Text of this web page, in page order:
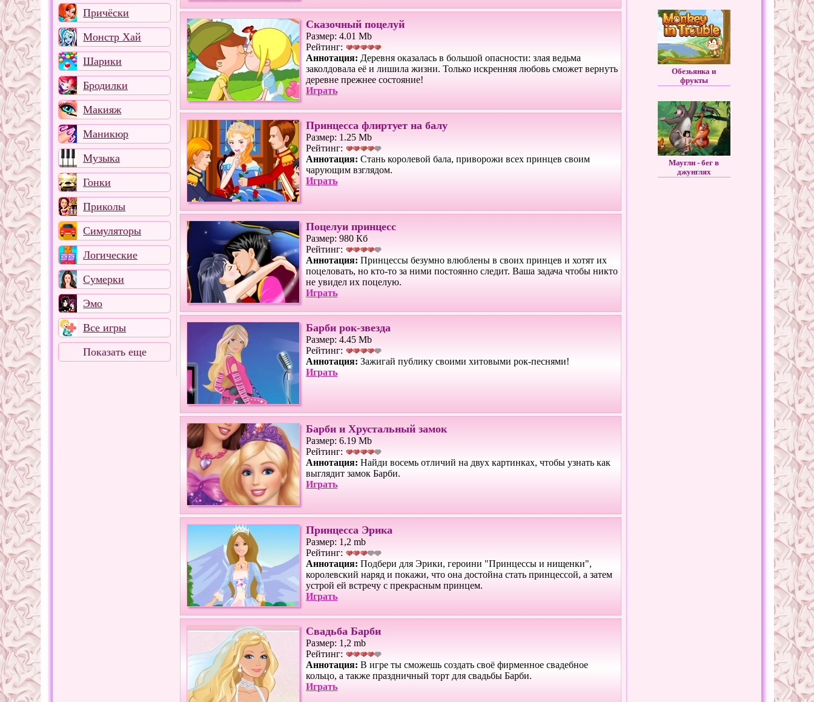
Причёски
Монстр Хай
Шарики
Бродилки
Макияж
Маникюр
Музыка
Гонки
Приколы
Симуляторы
Логические
Сумерки
Эмо
Все игры
Показать еще
Сказочный поцелуй
Размер: 4.01 Mb
Рейтинг:
Аннотация: Деревня оказалась в большой опасности: злая ведьма
заколдовала её и лишила жизни. Только искренняя любовь сможет вернуть
деревне прежнее состояние!
Играть
Принцесса флиртует на балу
Размер: 1.25 Mb
Рейтинг:
Аннотация: Стань королевой бала, приворожи всех принцев своим
чарующим взглядом.
Играть
Поцелуи принцесс
Размер: 980 Кб
Рейтинг:
Аннотация: Принцессы безумно влюблены в своих принцев и хотят их
поцеловать, но кто-то за ними постоянно следит. Ваша задача чтобы никто
не увидел их поцелую.
Играть
Барби рок-звезда
Размер: 4.45 Mb
Рейтинг:
Аннотация: Зажигай публику своими хитовыми рок-песнями!
Играть
Барби и Хрустальный замок
Размер: 6.19 Mb
Рейтинг:
Аннотация: Найди восемь отличий на двух картинках, чтобы узнать как
выглядит замок Барби.
Играть
Принцесса Эрика
Размер: 1,2 mb
Рейтинг:
Аннотация: Подбери для Эрики, героини "Принцессы и нищенки",
королевский наряд и покажи, что она достойна стать принцессой, а затем
устрой ей встречу с прекрасным принцем.
Играть
Свадьба Барби
Размер: 1,2 mb
Рейтинг:
Аннотация: В игре ты сможешь создать своё фирменное свадебное
кольцо, а также праздничный торт для свадьбы Барби.
Играть
Обезьянка и
фрукты
Маугли - бег в
джунглях